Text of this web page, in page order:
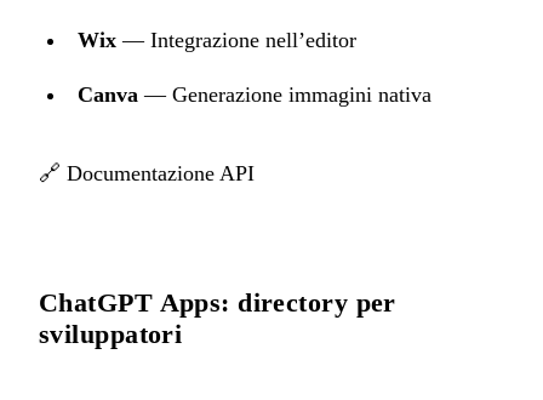
Wix — Integrazione nell’editor
Canva — Generazione immagini nativa
🔗 Documentazione API
ChatGPT Apps: directory per
sviluppatori